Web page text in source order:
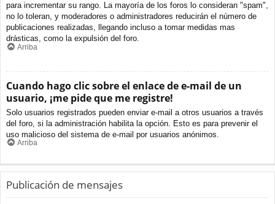
para incrementar su rango. La mayoría de los foros lo consideran "spam",
no lo toleran, y moderadores o administradores reducirán el número de
publicaciones realizadas, llegando incluso a tomar medidas mas
drásticas, como la expulsión del foro.
Arriba
Cuando hago clic sobre el enlace de e-mail de un
usuario, ¡me pide que me registre!
Solo usuarios registrados pueden enviar e-mail a otros usuarios a través
del foro, si la administración habilita la opción. Esto es para prevenir el
uso malicioso del sistema de e-mail por usuarios anónimos.
Arriba
Publicación de mensajes